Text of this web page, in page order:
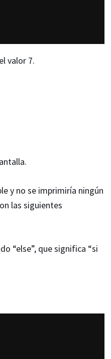
valor 7.
y no se imprimiría ningún
las siguientes
“else”, que significa “si